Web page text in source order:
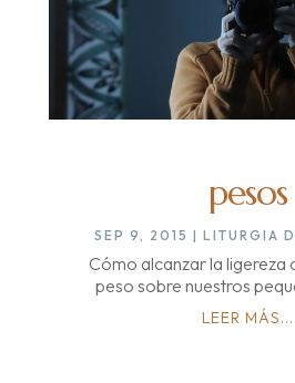
pesos
SEP 9, 2015 |LITURGIA
Cómo alcanzar la ligereza
peso sobre nuestros
LEER MÁS...